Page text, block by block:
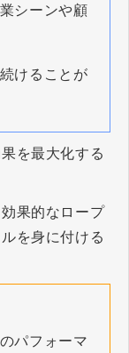
シーンや顧
けることが
を最大化する
果的なロープ
を身に付ける
パフォーマ